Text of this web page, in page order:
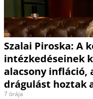
Szalai Piroska: A
intézkedéseinek
alacsony infláció,
drágulást hoztak
7 órája